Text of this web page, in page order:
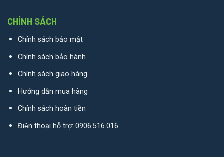
CHÍNH SÁCH
Chính sách bảo mật
Chính sách bảo hành
Chính sách giao hàng
Hướng dẫn mua hàng
Chính sách hoàn tiền
Điện thoại hỗ trợ: 0906.516.016